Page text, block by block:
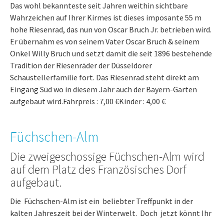
Das wohl bekannteste seit Jahren weithin sichtbare
Wahrzeichen auf Ihrer Kirmes ist dieses imposante 55 m
hohe Riesenrad, das nun von Oscar Bruch Jr. betrieben wird.
Er übernahm es von seinem Vater Oscar Bruch & seinem
Onkel Willy Bruch und setzt damit die seit 1896 bestehende
Tradition der Riesenräder der Düsseldorer
Schaustellerfamilie fort. Das Riesenrad steht direkt am
Eingang Süd wo in diesem Jahr auch der Bayern-Garten
aufgebaut wird.Fahrpreis : 7,00 €Kinder : 4,00 €
Füchschen-Alm
Die zweigeschossige Füchschen-Alm wird
auf dem Platz des Französisches Dorf
aufgebaut.
Die Füchschen-Alm ist ein beliebter Treffpunkt in der
kalten Jahreszeit bei der Winterwelt. Doch jetzt könnt Ihr